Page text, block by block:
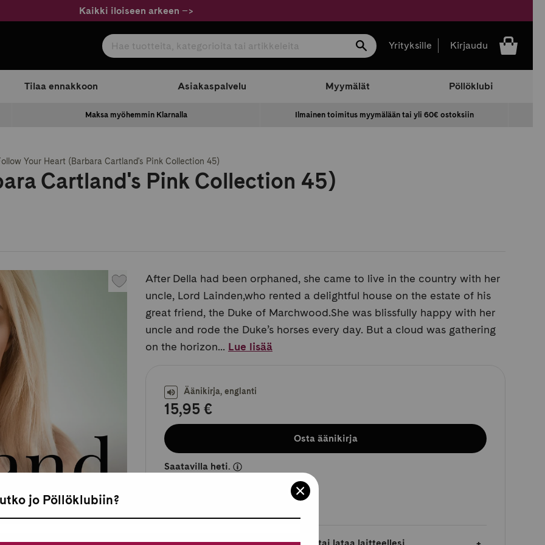
Kaikki iloiseen arkeen –>
Hae tuotteita, kategorioita tai artikkeleita
Hae Yrityksille Kirjaudu
Tilaa ennakkoon Asiakaspalvelu Myymälät Pöllöklubi
Maksa myöhemmin Klarnalla Ilmainen toimitus myymälään tai yli 60€ ostoksiin
Your Heart (Barbara Cartland's Pink Collection 45)
Cartland's Pink Collection 45)
After Della had been orphaned, she came to live in the country with her
uncle, Lord Lainden,who rented a delightful house on the estate of his
great friend, the Duke of Marchwood.She was blissfully happy with her
uncle and rode the Duke’s horses every day. But a cloud was gathering
on the horizon... Lue lisää
Äänikirja, englanti
15,95 €
Osta äänikirja
Saatavilla heti.
jo Pöllöklubiin?